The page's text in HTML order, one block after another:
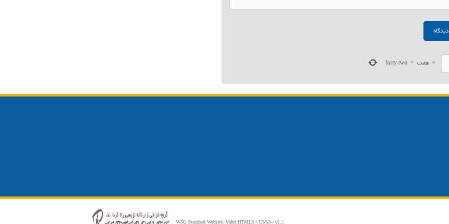
× هفت =
forty two
W3C Standard Website. Valid HTML5 / CSS3 - v1.1